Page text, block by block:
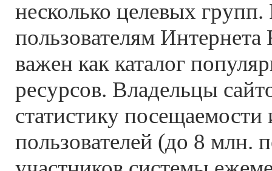
несколько целевых
пользователям
важен как каталог
ресурсов. Владельцы
статистику посещаемости
пользователей (до 8 млн.